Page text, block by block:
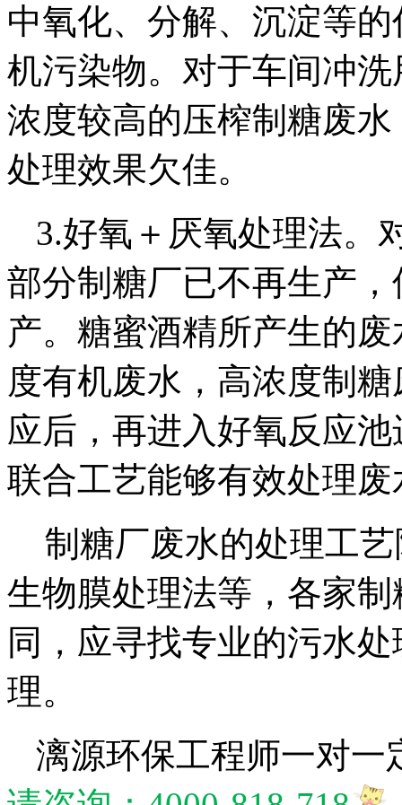
中氧化、分解、沉淀等
机污染物。对于车间冲
浓度较高的压榨制糖废
处理效果欠佳。
3.好氧＋厌氧处理法。
部分制糖厂已不再生产
产。糖蜜酒精所产生的
度有机废水，高浓度制
应后，再进入好氧反应
联合工艺能够有效处理
制糖厂废水的处理工
生物膜处理法等，各家
同，应寻找专业的污水
理。
漓源环保工程师一对一